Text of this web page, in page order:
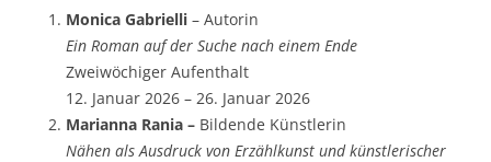
Monica Gabrielli – Autorin
Ein Roman auf der Suche nach einem Ende
Zweiwöchiger Aufenthalt
12. Januar 2026 – 26. Januar 2026
Marianna Rania – Bildende Künstlerin
Nähen als Ausdruck von Erzählkunst und künstlerischer